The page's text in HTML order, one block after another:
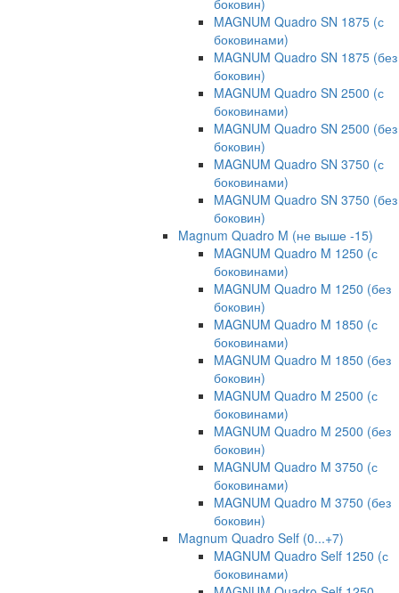
боковин)
MAGNUM Quadro SN 1875 (с
боковинами)
MAGNUM Quadro SN 1875 (без
боковин)
MAGNUM Quadro SN 2500 (с
боковинами)
MAGNUM Quadro SN 2500 (без
боковин)
MAGNUM Quadro SN 3750 (с
боковинами)
MAGNUM Quadro SN 3750 (без
боковин)
Magnum Quadro M (не выше -15)
MAGNUM Quadro M 1250 (с
боковинами)
MAGNUM Quadro M 1250 (без
боковин)
MAGNUM Quadro M 1850 (с
боковинами)
MAGNUM Quadro M 1850 (без
боковин)
MAGNUM Quadro M 2500 (с
боковинами)
MAGNUM Quadro M 2500 (без
боковин)
MAGNUM Quadro M 3750 (с
боковинами)
MAGNUM Quadro M 3750 (без
боковин)
Magnum Quadro Self (0...+7)
MAGNUM Quadro Self 1250 (с
боковинами)